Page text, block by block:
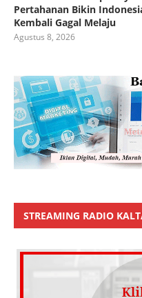
Pertahanan Bikin
Kembali Gagal Melaju
Agustus 8, 2026
STREAMING RADIO